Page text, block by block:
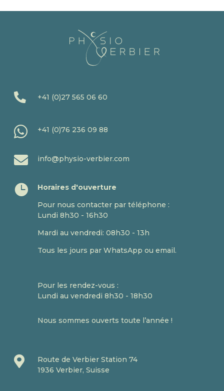
 +41 (0)27 565 06 60
 +41 (0)76 236 09 88
 info@physio-verbier.com

Horaires d'ouverture
Pour nous contacter par téléphone :
Lundi 8h30 - 16h30
Mardi au vendredi: 08h30 - 13h
Tous les jours par WhatsApp ou email.
Pour les rendez-vous :
Lundi au vendredi 8h30 - 18h30
Nous sommes ouverts toute l’année !

Route de Verbier Station 74
1936 Verbier, Suisse